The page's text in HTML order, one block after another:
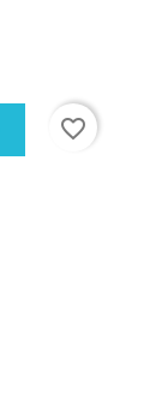
favorite_border